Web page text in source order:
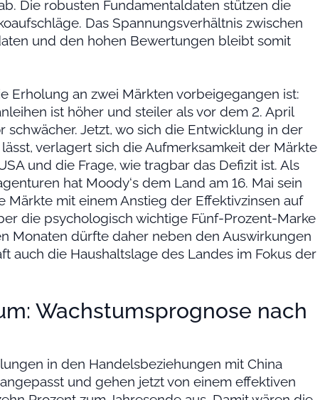
Die robusten Fundamentaldaten stützen die
Das Spannungsverhältnis zwischen
und den hohen Bewertungen bleibt somit
Erholung an zwei Märkten vorbeigegangen ist:
ist höher und steiler als vor dem 2. April
schwächer. Jetzt, wo sich die Entwicklung in der
verlagert sich die Aufmerksamkeit der Märkte
und die Frage, wie tragbar das Defizit ist. Als
hat Moody‘s dem Land am 16. Mai sein
Märkte mit einem Anstieg der Effektivzinsen auf
die psychologisch wichtige Fünf-Prozent-Marke
Monaten dürfte daher neben den Auswirkungen
auch die Haushaltslage des Landes im Fokus der
Wachstumsprognose nach
in den Handelsbeziehungen mit China
und gehen jetzt von einem effektiven